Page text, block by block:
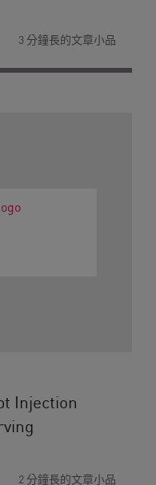
3 分鐘長的文章小品
Injection
2 分鐘長的文章小品